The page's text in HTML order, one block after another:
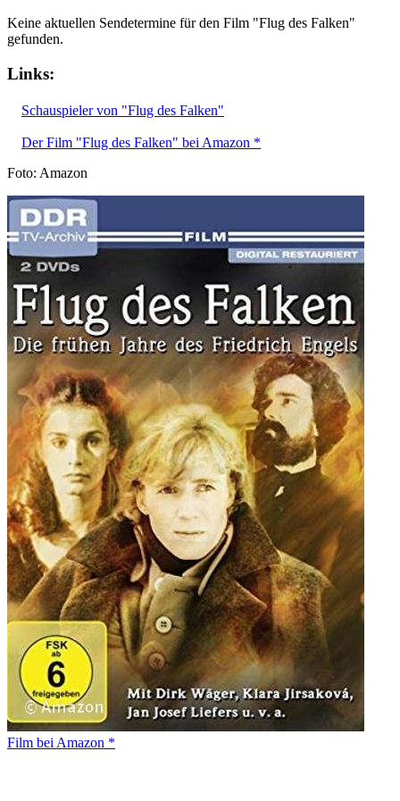
Keine aktuellen Sendetermine für den Film "Flug des Falken"
gefunden.
Links:
Schauspieler von "Flug des Falken"
Der Film "Flug des Falken" bei Amazon *
Foto: Amazon
Film bei Amazon *